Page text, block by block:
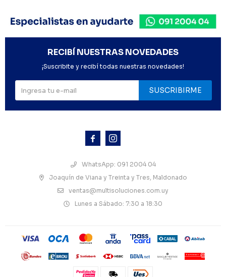
 
WhatsApp: 091 2004 04
Joaquín de Viana y Treinta y Tres, Maldonado
ventas@multisoluciones.com.uy
Lunes a Sábado: 7:30 a 18:30
RECIBÍ NUESTRAS NOVEDADES
¡Suscribite y recibí todas nuestras novedades!
SUSCRIBIRME